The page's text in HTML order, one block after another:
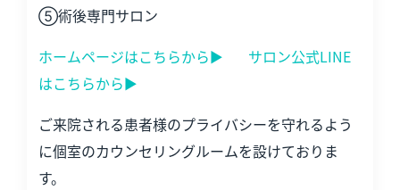
⑤術後専門サロン
ホームページはこちらから▶︎ サロン公式LINE
はこちらから▶︎
ご来院される患者様のプライバシーを守れるよう
に個室のカウンセリングルームを設けておりま
す。